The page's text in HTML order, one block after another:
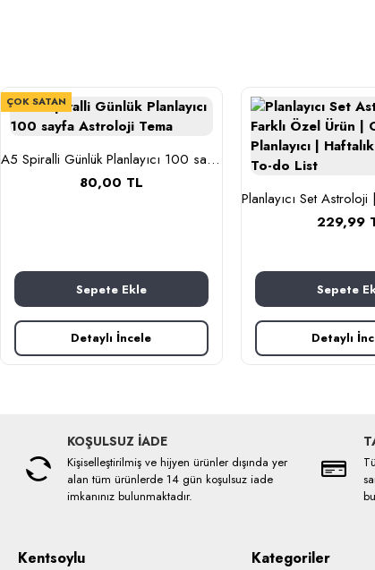
ÇOK SATAN
A5 Spiralli Günlük Planlayıcı 100 sayfa Astroloji Tema
80,00 TL
Sepete Ekle
Detaylı İncele
229,99
Sepete
Detaylı
KOŞULSUZ İADE
Kişiselleştirilmiş ve hijyen ürünler dışında yer
alan tüm ürünlerde 14 gün koşulsuz iade
imkanınız bulunmaktadır.
Kentsoylu Kategoriler